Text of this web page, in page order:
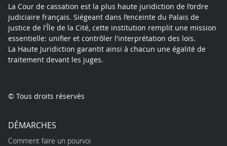
La Cour de cassation est la plus haute juridiction de l’ordre
judiciaire français. Siégeant dans l’enceinte du Palais de
justice de l'Île de la Cité, cette institution remplit une mission
essentielle: unifier et contrôler l'interprétation des lois.
La Haute Juridiction garantit ainsi à chacun une égalité de
traitement devant les juges.
© Tous droits réservés
DÉMARCHES
Comment faire un pourvoi